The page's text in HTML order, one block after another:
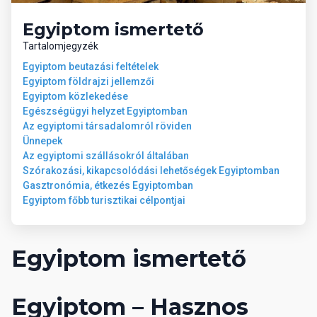
Egyiptom ismertető
Tartalomjegyzék
Egyiptom beutazási feltételek
Egyiptom földrajzi jellemzői
Egyiptom közlekedése
Egészségügyi helyzet Egyiptomban
Az egyiptomi társadalomról röviden
Ünnepek
Az egyiptomi szállásokról általában
Szórakozási, kikapcsolódási lehetőségek Egyiptomban
Gasztronómia, étkezés Egyiptomban
Egyiptom főbb turisztikai célpontjai
Egyiptom ismertető
Egyiptom – Hasznos